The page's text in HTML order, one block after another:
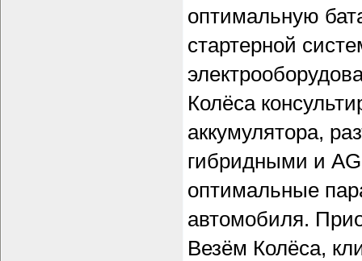
оптимальную
стартерной
Колёса
аккумулятора,
гибридными и
оптимальные
автомобиля.
Везём Колёса,